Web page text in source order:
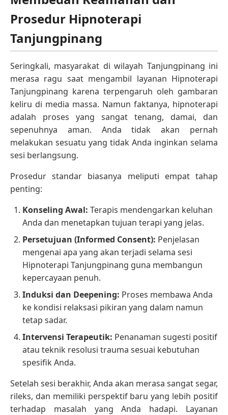
Prosedur Hipnoterapi
Tanjungpinang
Seringkali, masyarakat di wilayah Tanjungpinang ini
merasa ragu saat mengambil layanan Hipnoterapi
Tanjungpinang karena terpengaruh oleh gambaran
keliru di media massa. Namun faktanya, hipnoterapi
adalah proses yang sangat tenang, damai, dan
sepenuhnya aman. Anda tidak akan pernah
melakukan sesuatu yang tidak Anda inginkan selama
sesi berlangsung.
Prosedur standar biasanya meliputi empat tahap
penting:
Konseling Awal: Terapis mendengarkan keluhan
Anda dan menetapkan tujuan terapi yang jelas.
Persetujuan (Informed Consent): Penjelasan
mengenai apa yang akan terjadi selama sesi
Hipnoterapi Tanjungpinang guna membangun
kepercayaan penuh.
Induksi dan Deepening: Proses membawa Anda
ke kondisi relaksasi pikiran yang dalam namun
tetap sadar.
Intervensi Terapeutik: Penanaman sugesti positif
atau teknik resolusi trauma sesuai kebutuhan
spesifik Anda.
Setelah sesi berakhir, Anda akan merasa sangat segar,
rileks, dan memiliki perspektif baru yang lebih positif
terhadap masalah yang Anda hadapi. Layanan